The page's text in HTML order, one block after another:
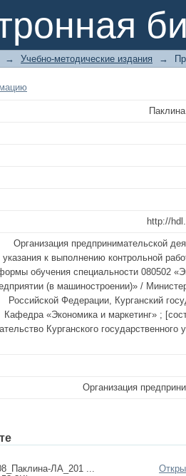
→ Учебно-методические издания →
http://
Организация предпринимательской
указания к выполнению контрольной
обучения специальности 080502
(в машиностроении)» /
Российской Федерации, Курганский
Кафедра «Экономика и маркетинг» ;
Курганского государственного
Организация
ЛА_201 ...